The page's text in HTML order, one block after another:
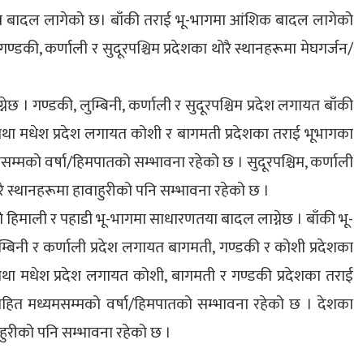
बादल लागेको छ। बाँकी तराई भू-भागमा आंशिक बादल लागेको
कर्णाली र सुदूरपश्चिम प्रदेशका थोरै स्थानहरूमा मेघगर्जन/
। गण्डकी, लुम्बिनी, कर्णाली र सुदूरपश्चिम प्रदेश लगायत बाँकी
मधेश प्रदेश लगायत कोशी र बागमती प्रदेशका तराई भूभागका
वर्षा/हिमपातको सम्भावना रहेको छ । सुदूरपश्चिम, कर्णाली
हावाहुरीको पनि सम्भावना रहेको छ ।
र पहाडी भू-भागमा साधारणतया बादल लाग्नेछ । बाँकी भू-
र कर्णाली प्रदेश लगायत बागमती, गण्डकी र कोशी प्रदेशका
मधेश प्रदेश लगायत कोशी, बागमती र गण्डकी प्रदेशका तराई
मध्यमसम्मको वर्षा/हिमपातको सम्भावना रहेको छ । देशका
पनि सम्भावना रहेको छ ।